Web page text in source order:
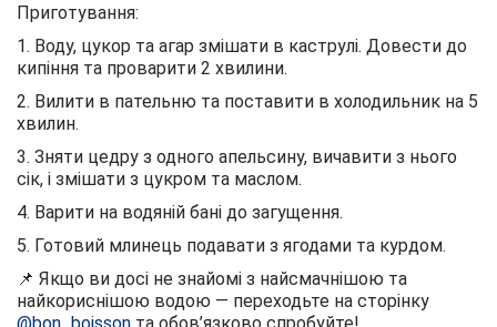
Приготування:
1. Воду, цукор та агар змішати в каструлі. Довести до
кипіння та проварити 2 хвилини.
2. Вилити в пательню та поставити в холодильник на 5
хвилин.
3. Зняти цедру з одного апельсину, вичавити з нього
сік, і змішати з цукром та маслом.
4. Варити на водяній бані до загущення.
5. Готовий млинець подавати з ягодами та курдом.
📌 Якщо ви досі не знайомі з найсмачнішою та
найкориснішою водою — переходьте на сторінку